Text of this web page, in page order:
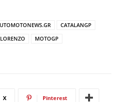
CATALANGP
LORENZO
MOTOGP
X Pinterest